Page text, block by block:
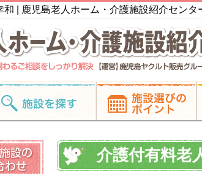
| 鹿児島老人ホーム・介護施設紹介センタ
介護付有料老